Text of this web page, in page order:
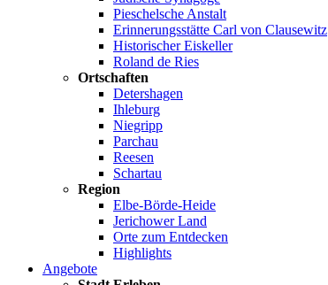
Pieschelsche Anstalt
Erinnerungsstätte Carl von Clausewitz
Historischer Eiskeller
Roland de Ries
Ortschaften
Detershagen
Ihleburg
Niegripp
Parchau
Reesen
Schartau
Region
Elbe-Börde-Heide
Jerichower Land
Orte zum Entdecken
Highlights
Angebote